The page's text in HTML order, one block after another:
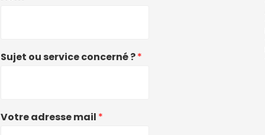
Sujet ou service concerné ?*
Votre adresse mail *